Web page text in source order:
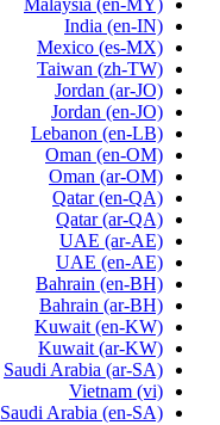
Malaysia (en-MY)
India (en-IN)
Mexico (es-MX)
Taiwan (zh-TW)
Jordan (ar-JO)
Jordan (en-JO)
Lebanon (en-LB)
Oman (en-OM)
Oman (ar-OM)
Qatar (en-QA)
Qatar (ar-QA)
UAE (ar-AE)
UAE (en-AE)
Bahrain (en-BH)
Bahrain (ar-BH)
Kuwait (en-KW)
Kuwait (ar-KW)
Saudi Arabia (ar-SA)
Vietnam (vi)
Saudi Arabia (en-SA)